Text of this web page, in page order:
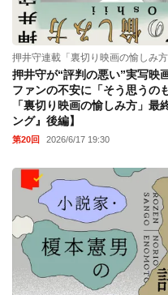
押井守連載「裏切り映画の愉しみ方
押井守が“評判の悪い”実写映
ファンの不安に「そう思うの
「裏切り映画の愉しみ方」
ング』後編】
第20回 2026/6/17 19:30